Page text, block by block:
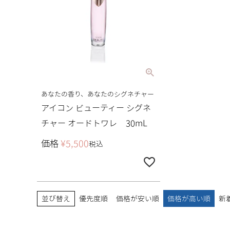
あなたの香り、あなたのシグネチャー
アイコン ビューティー シグネ
チャー オードトワレ 30mL
価格 ¥5,500税込
並び替え 優先度順 価格が安い順 価格が高い順 新